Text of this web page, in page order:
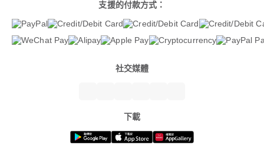
支援的付款方式：
社交媒體
下載